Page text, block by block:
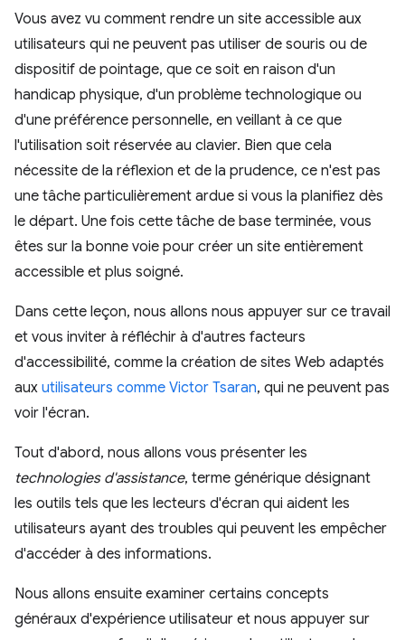
Vous avez vu comment rendre un site accessible aux
utilisateurs qui ne peuvent pas utiliser de souris ou de
dispositif de pointage, que ce soit en raison d'un
handicap physique, d'un problème technologique ou
d'une préférence personnelle, en veillant à ce que
l'utilisation soit réservée au clavier. Bien que cela
nécessite de la réflexion et de la prudence, ce n'est pas
une tâche particulièrement ardue si vous la planifiez dès
le départ. Une fois cette tâche de base terminée, vous
êtes sur la bonne voie pour créer un site entièrement
accessible et plus soigné.
Dans cette leçon, nous allons nous appuyer sur ce travail
et vous inviter à réfléchir à d'autres facteurs
d'accessibilité, comme la création de sites Web adaptés
aux utilisateurs comme Victor Tsaran, qui ne peuvent pas
voir l'écran.
Tout d'abord, nous allons vous présenter les
technologies d'assistance, terme générique désignant
les outils tels que les lecteurs d'écran qui aident les
utilisateurs ayant des troubles qui peuvent les empêcher
d'accéder à des informations.
Nous allons ensuite examiner certains concepts
généraux d'expérience utilisateur et nous appuyer sur